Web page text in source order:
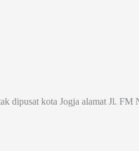
dipusat kota Jogja alamat Jl. FM